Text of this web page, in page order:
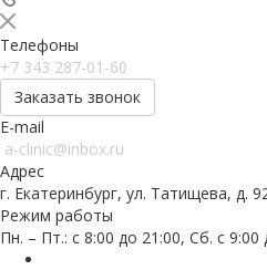
Телефоны
+7 343 287-01-60
Заказать звонок
E-mail
a-clinic@inbox.ru
Адрес
г. Екатеринбург, ул. Татищева, д.
Режим работы
Пн. – Пт.: с 8:00 до 21:00, Сб. с